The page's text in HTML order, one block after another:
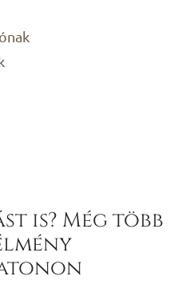
is? Még több